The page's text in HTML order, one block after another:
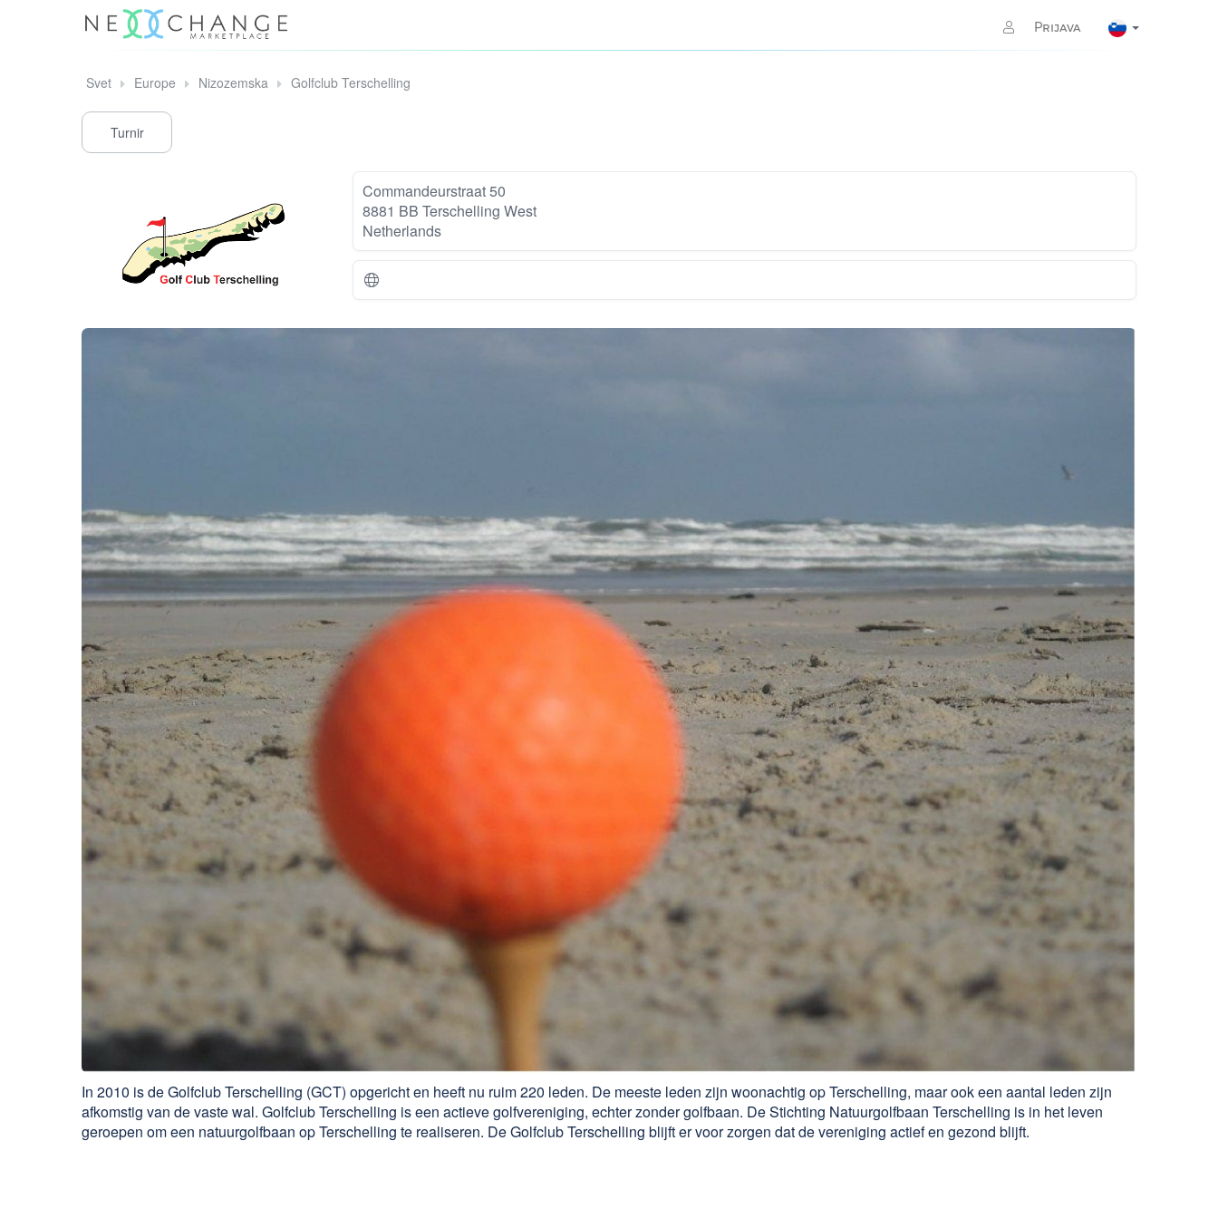
Prijava
Svet Europe Nizozemska Golfclub Terschelling
Turnir
Commandeurstraat 50
8881 BB Terschelling West
Netherlands
In 2010 is de Golfclub Terschelling (GCT) opgericht en heeft nu ruim 220 leden. De meeste leden zijn woonachtig op Terschelling, maar ook een aantal leden zijn
afkomstig van de vaste wal. Golfclub Terschelling is een actieve golfvereniging, echter zonder golfbaan. De Stichting Natuurgolfbaan Terschelling is in het leven
geroepen om een natuurgolfbaan op Terschelling te realiseren. De Golfclub Terschelling blijft er voor zorgen dat de vereniging actief en gezond blijft.